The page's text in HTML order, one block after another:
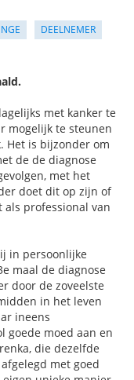
DEELNEMER
met kanker te
mogelijk te steunen
Het is bijzonder om
de de diagnose
met het
doet dit op zijn of
professional van
in persoonlijke
maal de diagnose
door de zoveelste
in het leven
ineens
goede moed aan en
die dezelfde
met goed